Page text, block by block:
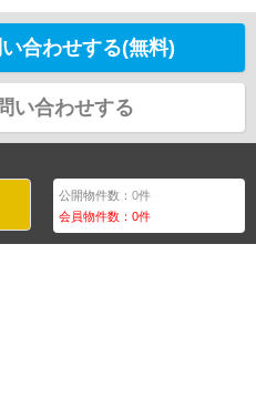
合わせする(無料)
い合わせする
公開物件数：0件
会員物件数：0件